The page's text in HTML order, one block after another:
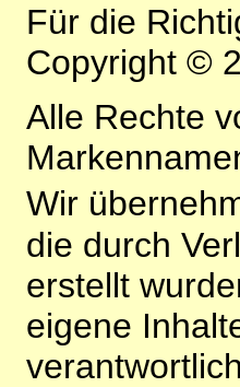
Für die
Copyright ©
Alle Rechte
Wir
die durch
erstellt
eigene